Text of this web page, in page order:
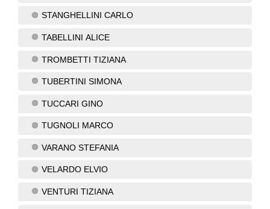
STANGHELLINI CARLO
TABELLINI ALICE
TROMBETTI TIZIANA
TUBERTINI SIMONA
TUCCARI GINO
TUGNOLI MARCO
VARANO STEFANIA
VELARDO ELVIO
VENTURI TIZIANA